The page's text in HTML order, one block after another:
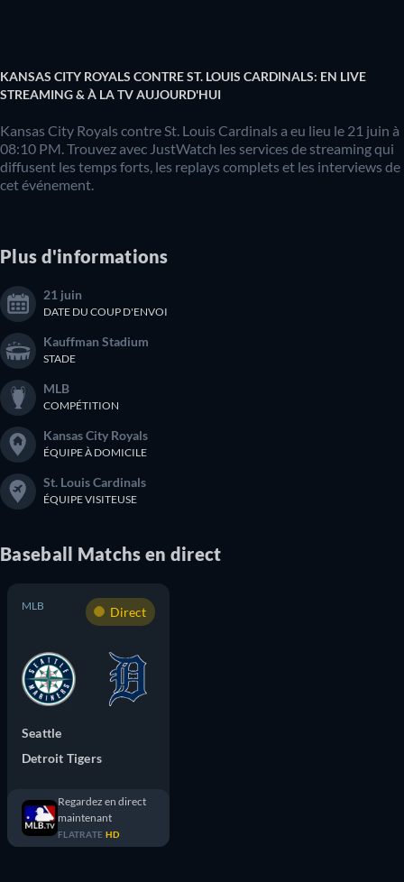
KANSAS CITY ROYALS CONTRE ST. LOUIS CARDINALS: EN LIVE
STREAMING & À LA TV AUJOURD'HUI
Kansas City Royals contre St. Louis Cardinals a eu lieu le 21 juin à
08:10 PM. Trouvez avec JustWatch les services de streaming qui
diffusent les temps forts, les replays complets et les interviews de
cet événement.
Plus d'informations
21 juin
DATE DU COUP D'ENVOI
Kauffman Stadium
STADE
MLB
COMPÉTITION
Kansas City Royals
ÉQUIPE À DOMICILE
St. Louis Cardinals
ÉQUIPE VISITEUSE
Baseball Matchs en direct
MLB Direct
Seattle
Detroit Tigers
Regardez en direct
maintenant
FLATRATE HD